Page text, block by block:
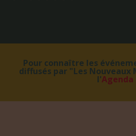
Pour connaître les
diffusés par "Les Nouveaux
l'Agenda